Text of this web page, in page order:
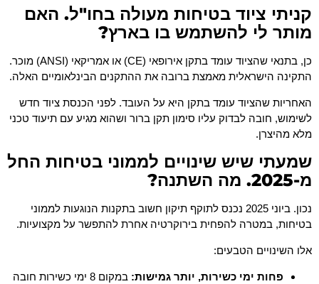
קניתי ציוד בטיחות מעולה בחו"ל. האם
מותר לי להשתמש בו בארץ?
כן, בתנאי שהציוד עומד בתקן אירופאי (CE) או אמריקאי (ANSI) מוכר.
התקינה הישראלית מאמצת ברובה את ההתקנים הבינלאומיים האלה.
האחריות שהציוד עומד בתקן היא על העובד. לפני הכנסת ציוד חדש
לשימוש, חובה לבדוק עליו סימון תקן ברור ושהוא מגיע עם תיעוד טכני
מלא מהיצרן.
שמעתי שיש שינויים לממוני בטיחות החל
מ-2025. מה השתנה?
נכון. ביוני 2025 נכנס לתוקף תיקון חשוב בתקנות הנוגעות לממוני
בטיחות, במטרה להפחית בירוקרטיה אחרת להתפשר על מקצועיות.
אלו השינויים הטבעים:
פחות ימי כשירות, יותר גמישות:
במקום 8 ימי כשירות חובה